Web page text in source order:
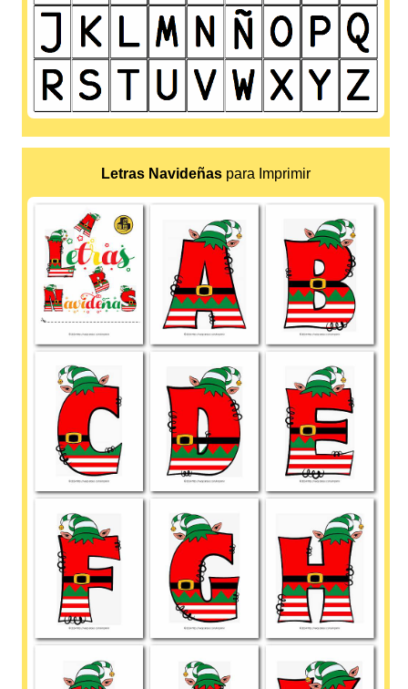
Letras Navideñaspara Imprimir